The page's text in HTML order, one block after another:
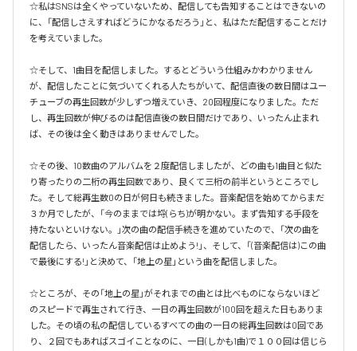
☆私はSNSは全くやっていないため、配信しても告知することはできないの
に、「配信しさえすればどうにかなるだろう」と、私はただ配信することだけ
を考えていました。
☆そして、1曲目を配信しました。するとどういう仕組みかわかりません
が、配信したことに気づいてくれる人たちがいて、配信直後の数日間はユー
チューブの再生回数が少しずつ増えていき、20回程度になりました。ただ
し、再生回数が伸びるのは配信直後の数日間だけであり、いったん止まれ
ば、その後は全く動きはありませんでした。
☆その後、10数曲のアルバムを２度配信しましたが、どの曲も1曲目と似た
り寄ったりの二桁の再生回数であり、良くて三桁の前半というところでし
た。そして総再生数0の日が何日も続きました。音楽配信を始めてからまだ
３か月でしたが、「今のままでは埒(らち)が明かない。まず告知する手段を
持たないといけない。」次の曲の配信手続きを進めていたので、「次の曲を
配信したら、いったん音楽配信は止めよう!」、そして、「(音楽配信は)この曲
で最後にする!」と決めて、「地上の星」という曲を配信しました。
☆ところが、その「地上の星」がそれまでの曲とは比べものにならないほど
のスピードで再生されて行き、一日の再生回数が100回を超えた日もありま
した。その頃の私の配信しているすべての曲の一日の総再生回数は0回であ
り、２回でもあればスゴイことなのに、一日(しかも1曲)で１００回は信じら